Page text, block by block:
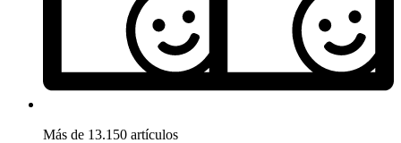
Más de 13.150 artículos